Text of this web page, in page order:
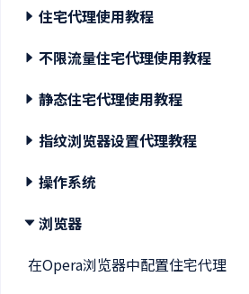
注册登录/找回密码/修改密码 教程
购买住宅代理教程
购买静态住宅代理教程
购买不限流量住宅代理教程
认证账号添加教程
添加白名单教程
住宅代理使用教程
住宅代理账密提取/API 提取
提出请求
选择国家/地区
会话控制
响应代码
什么是住宅代理？
不限流量住宅代理使用教程
不限流量住宅代理账密提取/API 提取
什么是不限流量住宅代理？
静态住宅代理使用教程
静态住宅代理账密提取
什么是静态住宅代理？
指纹浏览器设置代理教程
MoreLogin
Dolphin Anty
AdsPower
操作系统
在Mac中配置住宅代理
在Windows中配置住宅代理
浏览器
在Opera浏览器中配置住宅代理